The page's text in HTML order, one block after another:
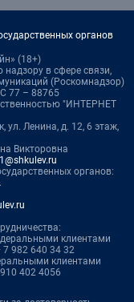
органов
(18+)
в сфере связи,
(Роскомнадзор)
77 – 88765
"ИНТЕРНЕТ
ул. Ленина, д. 12, 6 этаж,
Викторовна
органов:
.
клиентами
7 982 640 34 32
клиентами
402 4056